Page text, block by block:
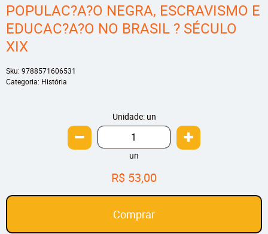
POPULAC?A?O NEGRA, ESCRAVISMO E
EDUCAC?A?O NO BRASIL ? SÉCULO
XIX
Sku: 9788571606531
Categoria: História
Unidade: un
un
R$ 53,00
Comprar